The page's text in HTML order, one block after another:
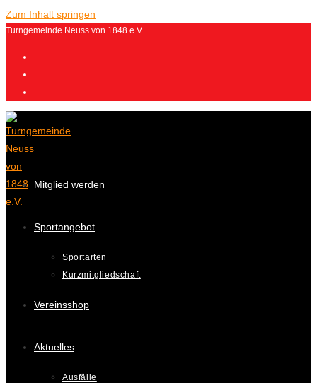
Zum Inhalt springen
Turngemeinde Neuss von 1848 e.V.
Mitglied werden
Sportangebot
Sportarten
Kurzmitgliedschaft
Vereinsshop
Aktuelles
Ausfälle